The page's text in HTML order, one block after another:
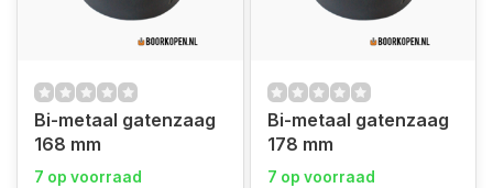
Bi-metaal gatenzaag
168 mm
7 op voorraad
Bi-metaal gatenzaag
178 mm
7 op voorraad